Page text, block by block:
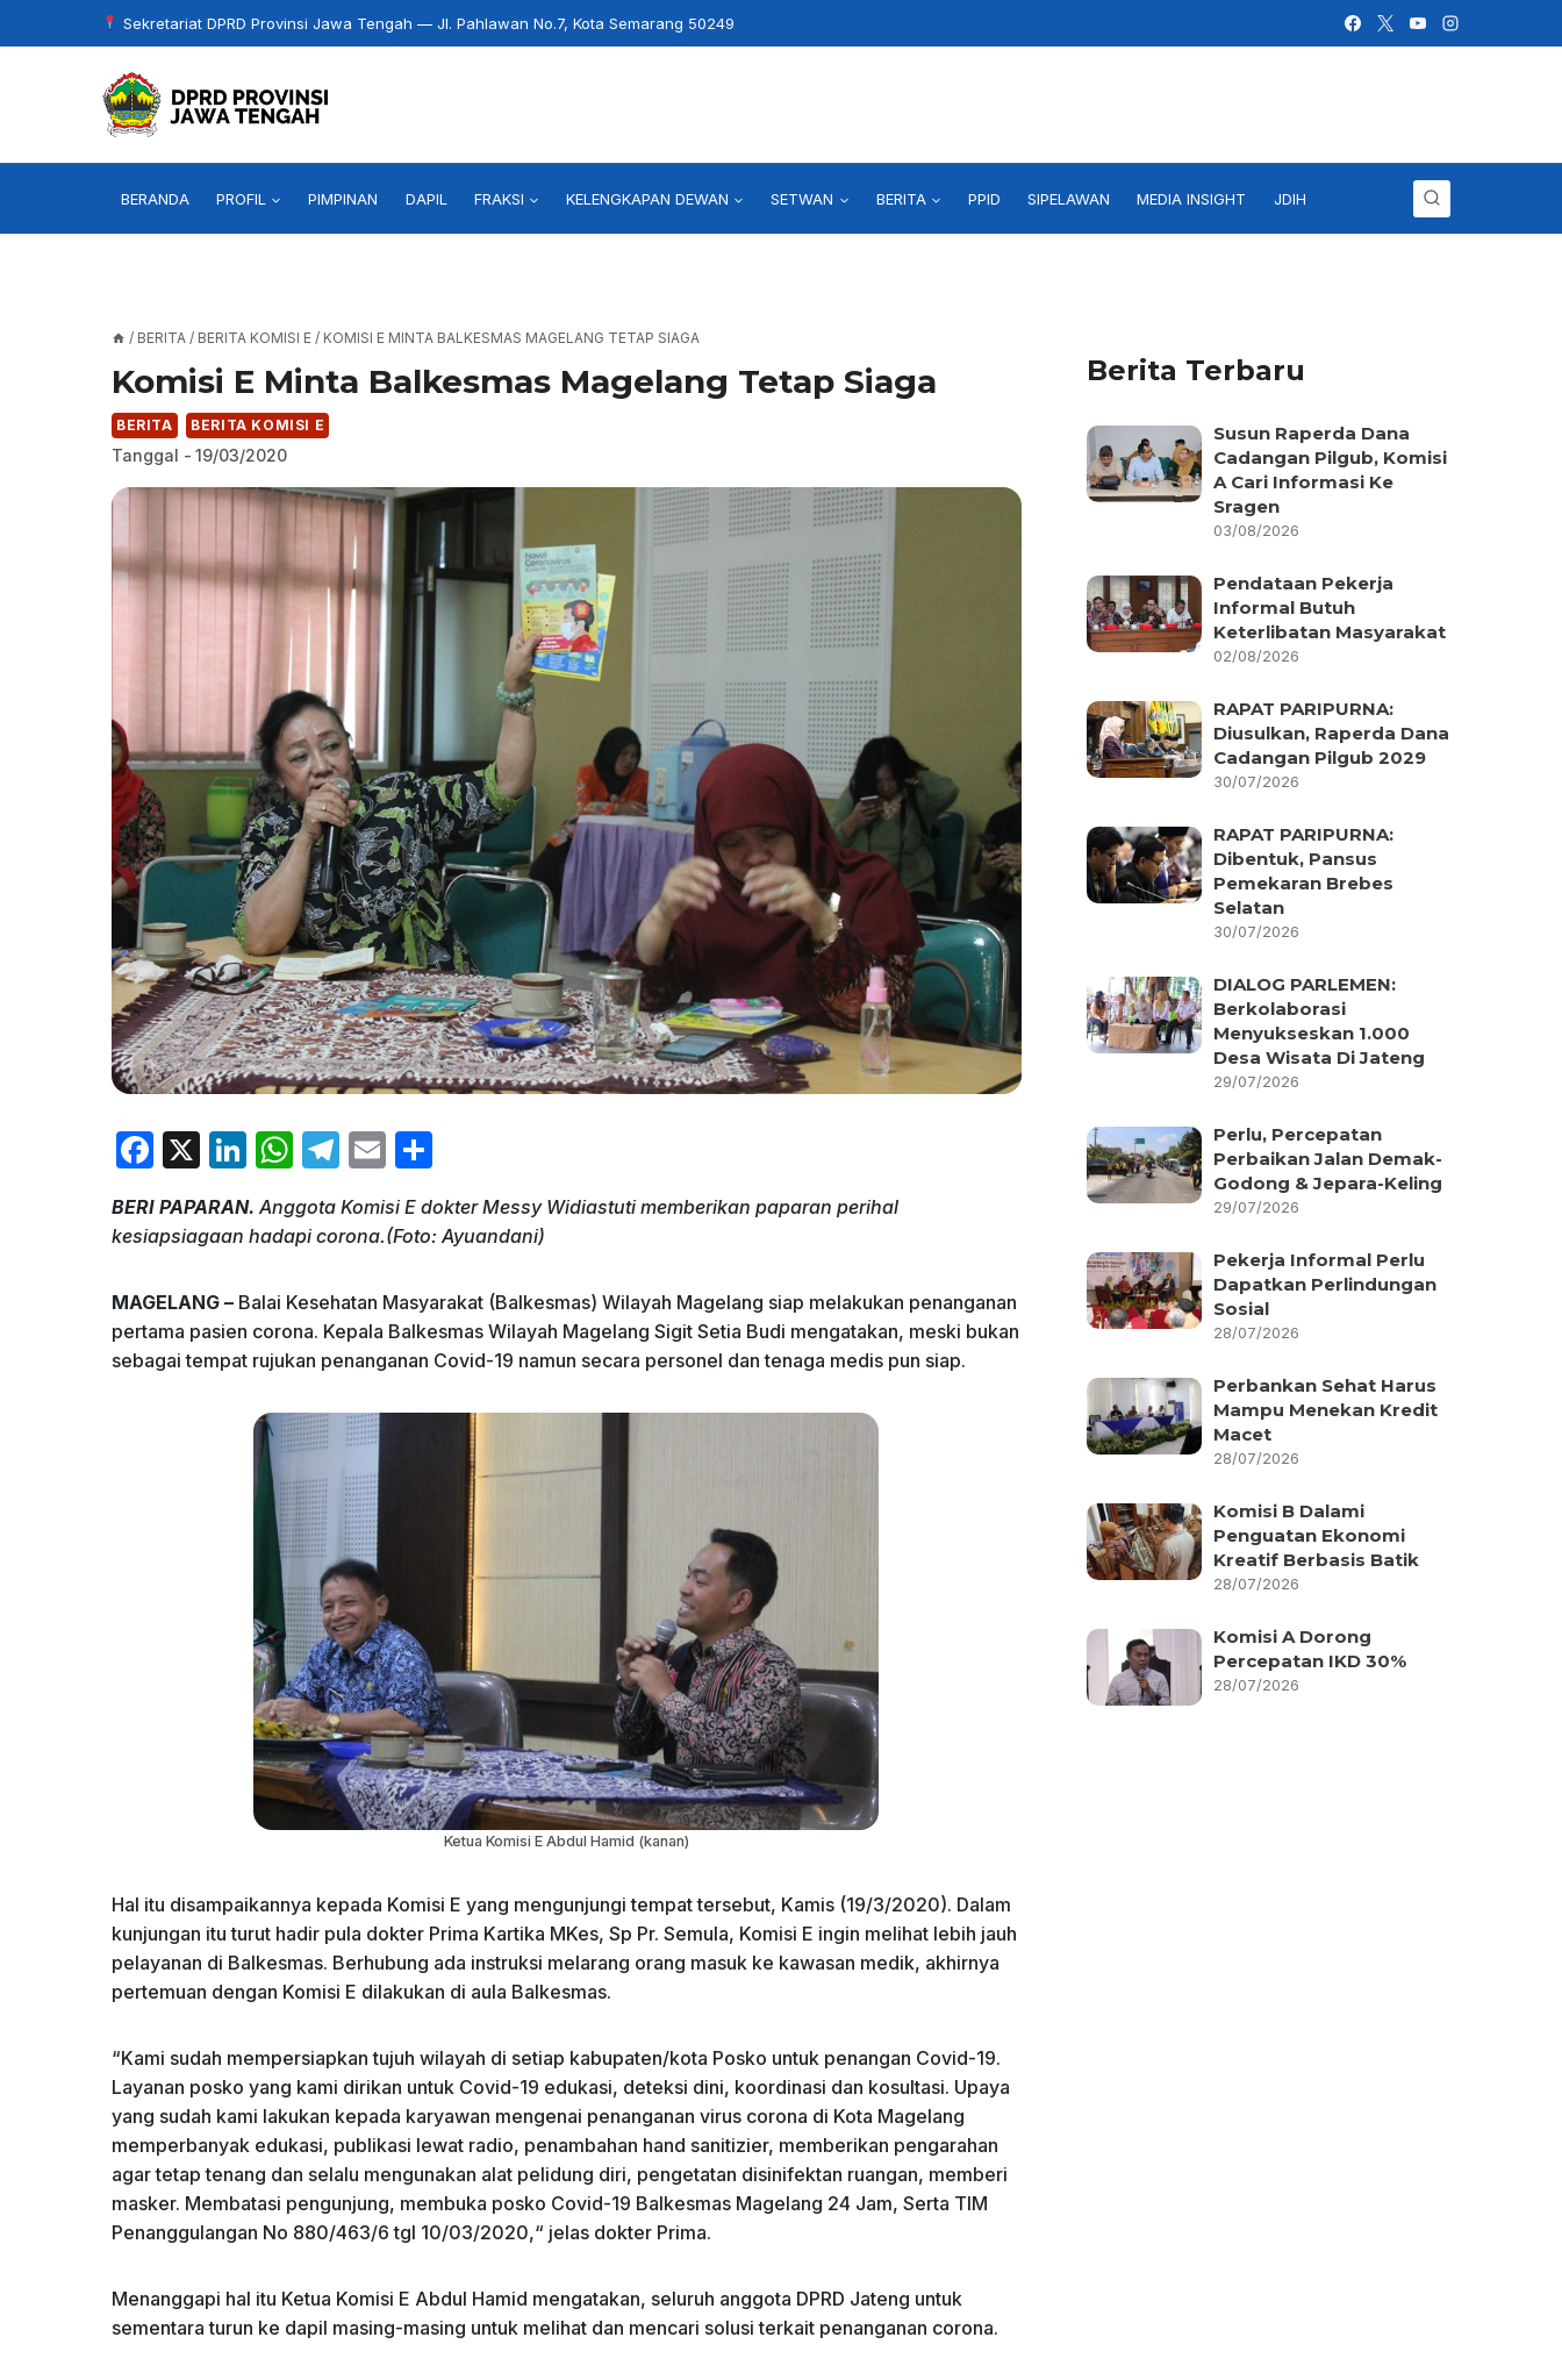
to
Sekretariat DPRD Provinsi Jawa Tengah — Jl. Pahlawan No.7, Kota Semarang 50249
BERANDA PROFIL PIMPINAN DAPIL FRAKSI KELENGKAPAN DEWAN SETWAN BERITA PPID SIPELAWAN MEDIA INSIGHT JDIH
/ BERITA / BERITA KOMISI E / KOMISI E MINTA BALKESMAS MAGELANG TETAP SIAGA
Komisi E Minta Balkesmas Magelang Tetap Siaga
BERITA BERITA KOMISI E
Tanggal - 19/03/2020
F
c
e
b
o
o
X
Li
k
dI
n
W
at
s
A
p
p
T
e
a
m
E
ai ar
BERI PAPARAN. Anggota Komisi E dokter Messy Widiastuti memberikan paparan perihal
kesiapsiagaan hadapi corona.(Foto: Ayuandani)
MAGELANG – Balai Kesehatan Masyarakat (Balkesmas) Wilayah Magelang siap melakukan penanganan
pertama pasien corona. Kepala Balkesmas Wilayah Magelang Sigit Setia Budi mengatakan, meski bukan
sebagai tempat rujukan penanganan Covid-19 namun secara personel dan tenaga medis pun siap.
Ketua Komisi E Abdul Hamid (kanan)
Hal itu disampaikannya kepada Komisi E yang mengunjungi tempat tersebut, Kamis (19/3/2020). Dalam
kunjungan itu turut hadir pula dokter Prima Kartika MKes, Sp Pr. Semula, Komisi E ingin melihat lebih jauh
pelayanan di Balkesmas. Berhubung ada instruksi melarang orang masuk ke kawasan medik, akhirnya
pertemuan dengan Komisi E dilakukan di aula Balkesmas.
“Kami sudah mempersiapkan tujuh wilayah di setiap kabupaten/kota Posko untuk penangan Covid-19.
Layanan posko yang kami dirikan untuk Covid-19 edukasi, deteksi dini, koordinasi dan kosultasi. Upaya
yang sudah kami lakukan kepada karyawan mengenai penanganan virus corona di Kota Magelang
memperbanyak edukasi, publikasi lewat radio, penambahan hand sanitizier, memberikan pengarahan
agar tetap tenang dan selalu mengunakan alat pelidung diri, pengetatan disinifektan ruangan, memberi
masker. Membatasi pengunjung, membuka posko Covid-19 Balkesmas Magelang 24 Jam, Serta TIM
Penanggulangan No 880/463/6 tgl 10/03/2020,“ jelas dokter Prima.
Menanggapi hal itu Ketua Komisi E Abdul Hamid mengatakan, seluruh anggota DPRD Jateng untuk
sementara turun ke dapil masing-masing untuk melihat dan mencari solusi terkait penanganan corona.
Berita Terbaru
Susun Raperda Dana
Cadangan Pilgub, Komisi
A Cari Informasi Ke
Sragen
03/08/2026
Pendataan Pekerja
Informal Butuh
Keterlibatan Masyarakat
02/08/2026
RAPAT PARIPURNA:
Diusulkan, Raperda Dana
Cadangan Pilgub 2029
30/07/2026
RAPAT PARIPURNA:
Dibentuk, Pansus
Pemekaran Brebes
Selatan
30/07/2026
DIALOG PARLEMEN:
Berkolaborasi
Menyukseskan 1.000
Desa Wisata Di Jateng
29/07/2026
Perlu, Percepatan
Perbaikan Jalan Demak-
Godong & Jepara-Keling
29/07/2026
Pekerja Informal Perlu
Dapatkan Perlindungan
Sosial
28/07/2026
Perbankan Sehat Harus
Mampu Menekan Kredit
Macet
28/07/2026
Komisi B Dalami
Penguatan Ekonomi
Kreatif Berbasis Batik
28/07/2026
Komisi A Dorong
Percepatan IKD 30%
28/07/2026